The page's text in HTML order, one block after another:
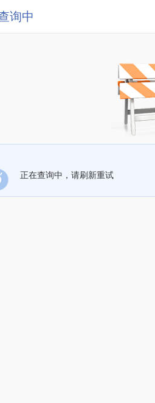
询中
正在查询中，请刷新重试